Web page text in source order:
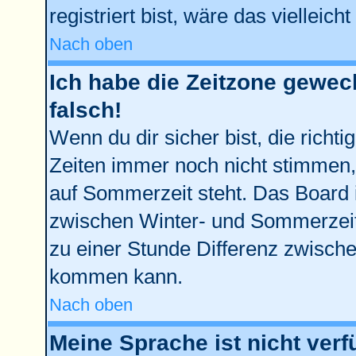
registriert bist, wäre das
Nach oben
Ich habe die Zeitzone
falsch!
Wenn du dir sicher bist, die
Zeiten immer noch nicht
auf Sommerzeit steht. Das
zwischen Winter- und
zu einer Stunde Differenz
kommen kann.
Nach oben
Meine Sprache ist nicht